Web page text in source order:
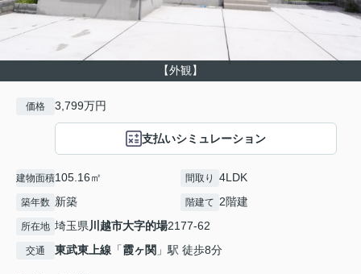
【外観】
価格 3,799万円
支払いシミュレーション
建物面積105.16㎡ 間取り 4LDK
築年数 新築 階建て 2階建
所在地 埼玉県川越市大字的場2177-62
交通 東武東上線 「霞ヶ関 」駅 徒歩8分